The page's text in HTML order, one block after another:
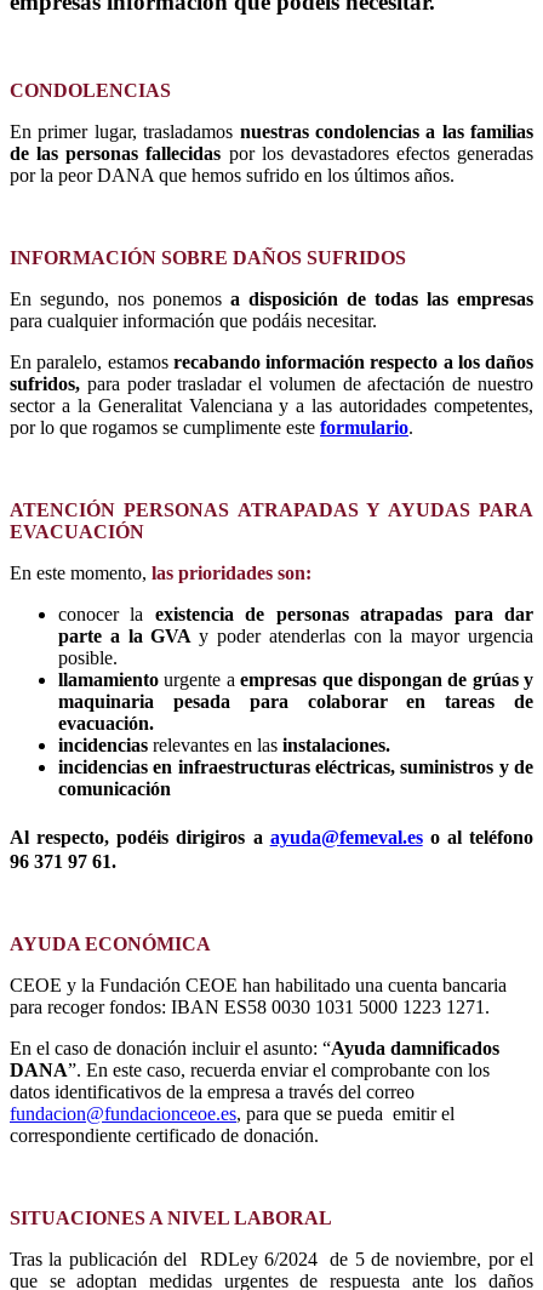
CONDOLENCIAS
En primer lugar, trasladamos nuestras condolencias a las familias
de las personas fallecidas por los devastadores efectos generadas
por la peor DANA que hemos sufrido en los últimos años.
INFORMACIÓN SOBRE DAÑOS SUFRIDOS
En segundo, nos ponemos a disposición de todas las empresas
para cualquier información que podáis necesitar.
En paralelo, estamos recabando información respecto a los daños
sufridos, para poder trasladar el volumen de afectación de nuestro
sector a la Generalitat Valenciana y a las autoridades competentes,
por lo que rogamos se cumplimente este formulario.
ATENCIÓN PERSONAS ATRAPADAS Y AYUDAS PARA
EVACUACIÓN
En este momento, las prioridades son:
conocer la existencia de personas atrapadas para dar
parte a la GVAy poder atenderlas con la mayor urgencia
posible.
llamamiento urgente aempresas que dispongan de grúas y
maquinaria pesada para colaborar en tareas de
evacuación.
incidencias relevantes en las instalaciones.
incidencias en infraestructuras eléctricas, suministros y de
comunicación
Al respecto, podéis dirigiros a ayuda@femeval.eso al teléfono
96 371 97 61.
AYUDA ECONÓMICA
CEOE y la Fundación CEOE han habilitado una cuenta bancaria
para recoger fondos: IBAN ES58 0030 1031 5000 1223 1271.
En el caso de donación incluir el asunto: “Ayuda damnificados
DANA”. En este caso, recuerda enviar el comprobante con los
datos identificativos de la empresa a través del correo
fundacion@fundacionceoe.es, para que se pueda emitir el
correspondiente certificado de donación.
SITUACIONES A NIVEL LABORAL
Tras la publicación del RDLey 6/2024 de 5 de noviembre, por el
que se adoptan medidas urgentes de respuesta ante los daños